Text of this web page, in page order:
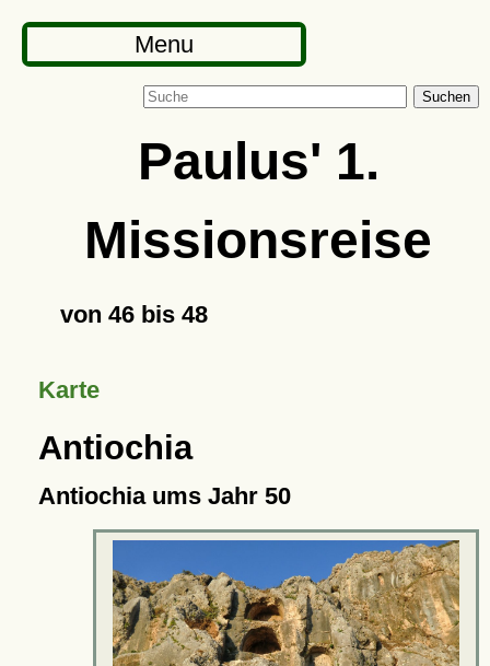
Menu
Suchen
Paulus' 1.
Missionsreise
von 46 bis 48
Karte
Antiochia
Antiochia ums Jahr 50